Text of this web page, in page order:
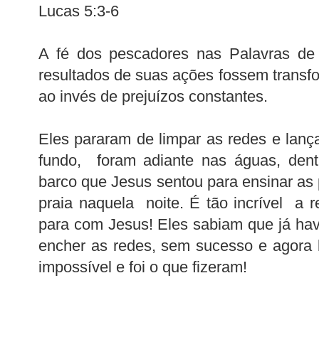
Lucas 5:3-6
A fé dos pescadores nas Palavras
resultados de suas ações fossem
ao invés de prejuízos constantes.
Eles pararam de limpar as redes e
fundo, foram adiante nas águas,
barco que Jesus sentou para ensinar
praia naquela noite. É tão incrível a
para com Jesus! Eles sabiam que já
encher as redes, sem sucesso e
impossível e foi o que fizeram!